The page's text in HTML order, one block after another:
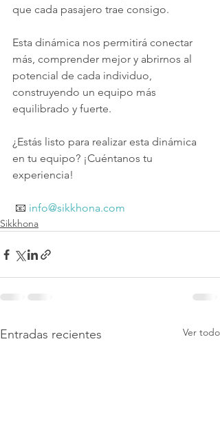
que cada pasajero trae consigo.
Esta dinámica nos permitirá conectar
más, comprender mejor y abrirnos al
potencial de cada individuo,
construyendo un equipo más
equilibrado y fuerte.
¿Estás listo para realizar esta dinámica
en tu equipo? ¡Cuéntanos tu
experiencia!
📧 info@sikkhona.com
Sikkhona
Entradas recientes Ver todo